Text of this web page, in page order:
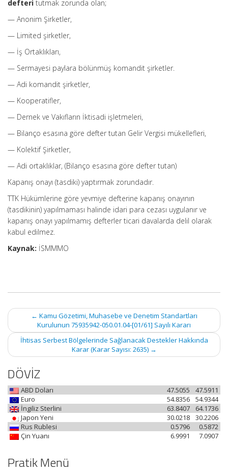
defteri tutmak zorunda olan;
— Anonim Şirketler,
— Limited şirketler,
— İş Ortaklıkları,
— Sermayesi paylara bölünmüş komandit şirketler.
— Adi komandit şirketler,
— Kooperatifler,
— Dernek ve Vakıfların İktisadi işletmeleri,
— Bilanço esasına göre defter tutan Gelir Vergisi mükellefleri,
— Kolektif Şirketler,
— Adi ortaklıklar, (Bilanço esasına göre defter tutan)
Kapanış onayı (tasdiki) yaptırmak zorundadır.
TTK Hükümlerine göre yevmiye defterine kapanış onayının
(tasdikinin) yapılmaması halinde idari para cezası uygulanır ve
kapanış onayı yapılmamış defterler ticari davalarda delil olarak
kabul edilmez.
Kaynak: İSMMMO
Post
navigation
← Kamu Gözetimi, Muhasebe ve Denetim Standartları
Kurulunun 75935942-050.01.04-[01/61] Sayılı Kararı
İhtisas Serbest Bölgelerinde Sağlanacak Destekler Hakkında
Karar (Karar Sayısı: 2635) →
DÖVİZ
ABD Doları 47.5911
47.5055
Euro
54.9344
54.8356
İngiliz Sterlini
64.1736
63.8407
Japon Yeni
30.2206
30.0218
Rus Rublesi
0.5872
0.5796
Çin Yuanı
7.0907
6.9991
Pratik Menü